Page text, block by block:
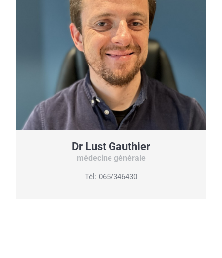
Dr Lust Gauthier
médecine générale
Tél: 065/346430